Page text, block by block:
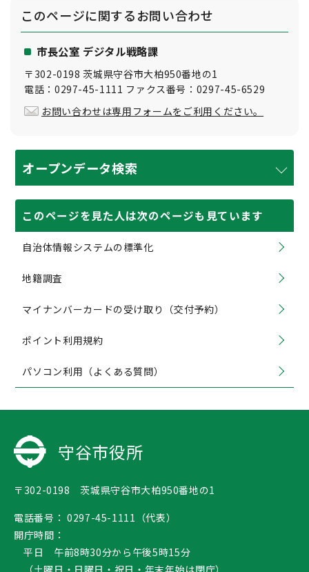
このページに関するお問い合わせ
市長公室 デジタル戦略課
〒302-0198 茨城県守谷市大柏950番地の1
電話：0297-45-1111 ファクス番号：0297-45-6529
お問い合わせは専用フォームをご利用ください。
オープンデータ検索
このページを見た人は次のページも見ています
自治体情報システムの標準化
地籍調査
マイナンバーカードの受け取り（交付予約）
ポイント利用規約
パソコン利用（よくある質問）
守谷市役所
〒302-0198 茨城県守谷市大柏950番地の1
電話番号： 0297-45-1111（代表）
開庁時間：
平日 午前8時30分から午後5時15分
（土曜日・日曜日・祝日・年末年始は閉庁）